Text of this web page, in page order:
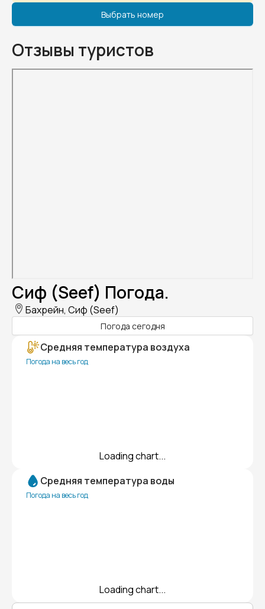
Выбрать номер
Отзывы туристов
Сиф (Seef) Погода.
Бахрейн, Сиф (Seef)
Погода сегодня
Средняя температура воздуха
Погода на весь год
Loading chart...
Средняя температура воды
Погода на весь год
Loading chart...